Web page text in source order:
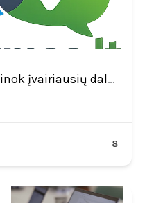
Skirtumas.lt – sužinok įvairiausių dalykų skirtumus
8